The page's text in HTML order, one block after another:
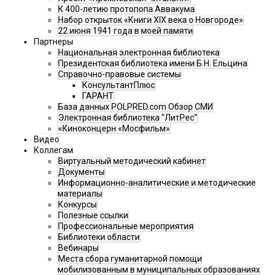
К 400-летию протопопа Аввакума
Набор открыток «Книги XIX века о Новгороде»
22 июня 1941 года в моей памяти
Партнеры
Национальная электронная библиотека
Президентская библиотека имени Б.Н. Ельцина
Справочно-правовые системы
КонсультантПлюс
ГАРАНТ
База данных POLPRED.com Обзор СМИ
Электронная библиотека "ЛитРес"
«Киноконцерн «Мосфильм»
Видео
Коллегам
Виртуальный методический кабинет
Документы
Информационно-аналитические и методические
материалы
Конкурсы
Полезные ссылки
Профессиональные мероприятия
Библиотеки области
Вебинары
Места сбора гуманитарной помощи
мобилизованным в муниципальных образованиях